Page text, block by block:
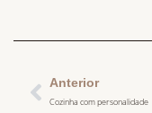
Anterior
Cozinha com personalidade